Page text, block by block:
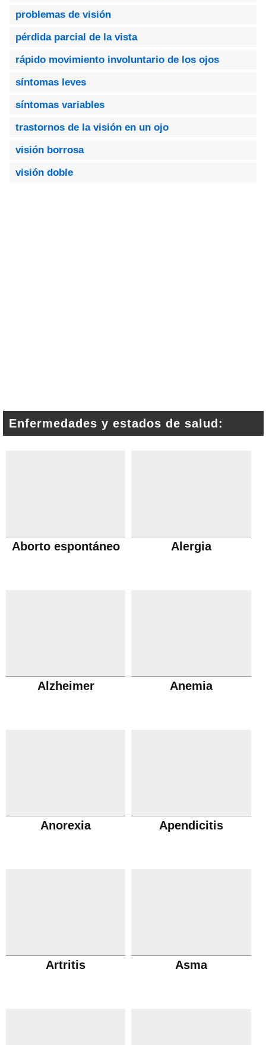
problemas de visión
pérdida parcial de la vista
rápido movimiento involuntario de los ojos
síntomas leves
síntomas variables
trastornos de la visión en un ojo
visión borrosa
visión doble
Enfermedades y estados de salud:
Aborto espontáneo Alergia
Alzheimer Anemia
Anorexia Apendicitis
Artritis Asma